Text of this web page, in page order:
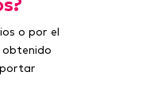
o por el
obtenido